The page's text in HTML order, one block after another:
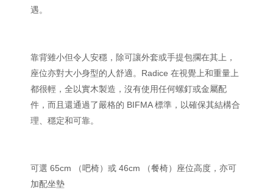
遇。
靠背雖小但令人安穩，除可讓外套或手提包擱在其上，
座位亦對大小身型的人舒適。Radice 在視覺上和重量上
都很輕，全以實木製造，沒有使用任何螺釘或金屬配
件，而且還通過了嚴格的 BIFMA 標準，以確保其結構合
理、穩定和可靠。
可選 65cm （吧椅）或 46cm （餐椅）座位高度，亦可
加配坐墊